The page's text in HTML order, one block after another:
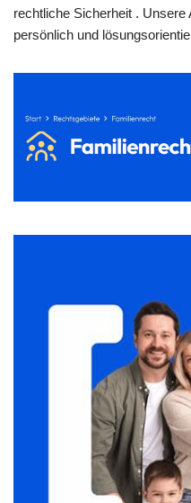
rechtliche Sicherheit .
persönlich und